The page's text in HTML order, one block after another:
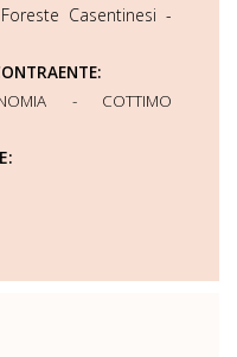
Casentinesi -
- COTTIMO